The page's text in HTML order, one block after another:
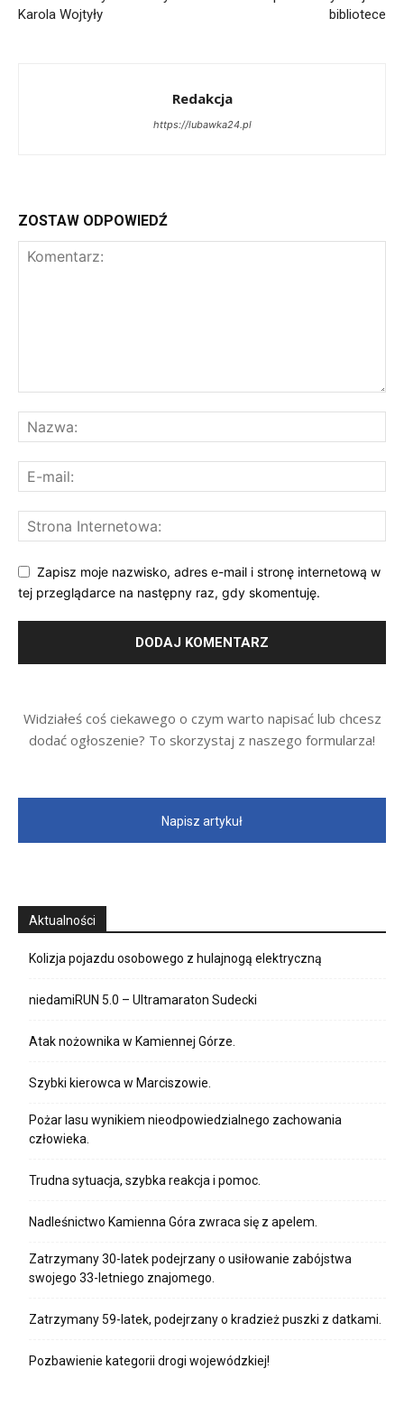
Karola Wojtyły
bibliotece
Redakcja
https://lubawka24.pl
ZOSTAW ODPOWIEDŹ
Zapisz moje nazwisko, adres e-mail i stronę internetową w
tej przeglądarce na następny raz, gdy skomentuję.
Widziałeś coś ciekawego o czym warto napisać lub chcesz
dodać ogłoszenie? To skorzystaj z naszego formularza!
Napisz artykuł
Aktualności
Kolizja pojazdu osobowego z hulajnogą elektryczną
niedamiRUN 5.0 – Ultramaraton Sudecki
Atak nożownika w Kamiennej Górze.
Szybki kierowca w Marciszowie.
Pożar lasu wynikiem nieodpowiedzialnego zachowania
człowieka.
Trudna sytuacja, szybka reakcja i pomoc.
Nadleśnictwo Kamienna Góra zwraca się z apelem.
Zatrzymany 30-latek podejrzany o usiłowanie zabójstwa
swojego 33-letniego znajomego.
Zatrzymany 59-latek, podejrzany o kradzież puszki z datkami.
Pozbawienie kategorii drogi wojewódzkiej!